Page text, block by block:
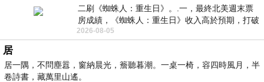
二刷《蜘蛛人：重生日》。.一，最終北美週末票
房成績，《蜘蛛人：重生日》收入高於預期，打破
《復仇者聯盟：終局之戰》記錄，成為
2026-08-05
居
居一隅，不問塵囂，窗納晨光，簷聽暮潮。一桌一椅，容四時風月，半
卷詩書，藏萬里山遙。